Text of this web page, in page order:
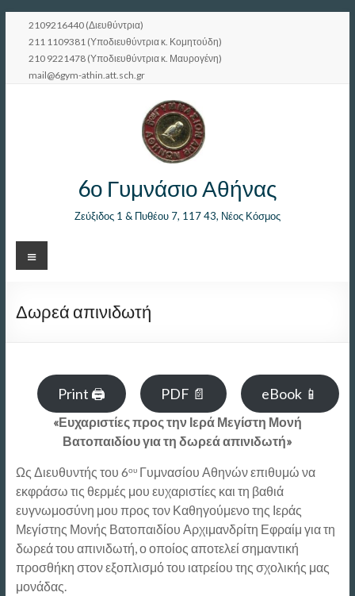
Μετάβαση
περιεχόμενο
2109216440 (Διευθύντρια)
211 1109381 (Υποδιευθύντρια κ. Κομητούδη)
210 9221478 (Υποδιευθύντρια κ. Μαυρογένη)
mail@6gym-athin.att.sch.gr
6ο Γυμνάσιο Αθήνας
Ζεύξιδος 1 & Πυθέου 7, 117 43, Νέος Κόσμος
Μενού
Δωρεά απινιδωτή
Print 🖨 PDF 📄 eBook 📱
«Ευχαριστίες προς την Ιερά Μεγίστη Μονή
Βατοπαιδίου για τη δωρεά απινιδωτή»
Ως Διευθυντής του 6ουΓυμνασίου Αθηνών επιθυμώ να
εκφράσω τις θερμές μου ευχαριστίες και τη βαθιά
ευγνωμοσύνη μου προς τον Καθηγούμενο της Ιεράς
Μεγίστης Μονής Βατοπαιδίου Αρχιμανδρίτη Εφραίμ για τη
δωρεά του απινιδωτή, ο οποίος αποτελεί σημαντική
προσθήκη στον εξοπλισμό του ιατρείου της σχολικής μας
μονάδας.